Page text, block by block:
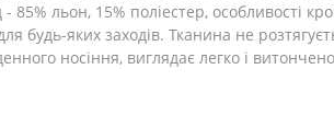
льон, 15% поліестер, особливості
будь-яких заходів. Тканина не
носіння, виглядає легко і